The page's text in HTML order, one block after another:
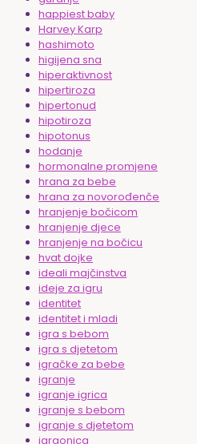
happiest baby
Harvey Karp
hashimoto
higijena sna
hiperaktivnost
hipertiroza
hipertonud
hipotiroza
hipotonus
hodanje
hormonalne promjene
hrana za bebe
hrana za novorođenče
hranjenje bočicom
hranjenje djece
hranjenje na bočicu
hvat dojke
ideali majčinstva
ideje za igru
identitet
identitet i mladi
igra s bebom
igra s djetetom
igračke za bebe
igranje
igranje igrica
igranje s bebom
igranje s djetetom
igraonica